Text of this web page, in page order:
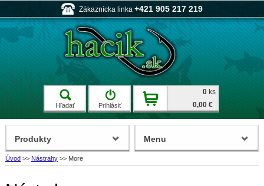
Zákaznícka linka +421 905 217 219
Hľadať Prihlásiť
0 ks
0,00 €
Úvod >> Nástrahy >> More
Produkty Menu